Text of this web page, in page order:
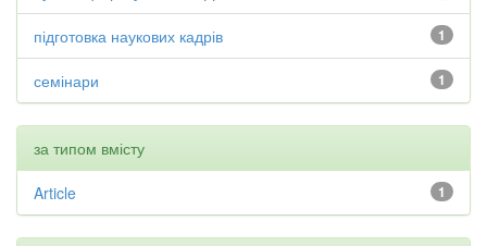
1
підготовка наукових кадрів
1
семінари
за типом вмісту
1
Article